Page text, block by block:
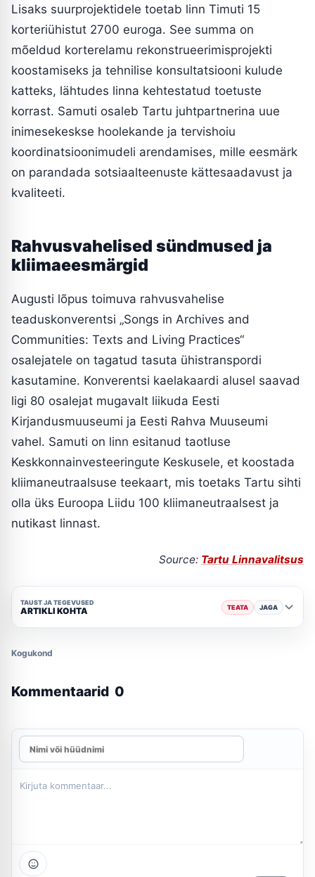
Lisaks suurprojektidele toetab linn Timuti 15
korteriühistut 2700 euroga. See summa on
mõeldud korterelamu rekonstrueerimisprojekti
koostamiseks ja tehnilise konsultatsiooni kulude
katteks, lähtudes linna kehtestatud toetuste
korrast. Samuti osaleb Tartu juhtpartnerina uue
inimesekeskse hoolekande ja tervishoiu
koordinatsioonimudeli arendamises, mille eesmärk
on parandada sotsiaalteenuste kättesaadavust ja
kvaliteeti.
Rahvusvahelised sündmused ja
kliimaeesmärgid
Augusti lõpus toimuva rahvusvahelise
teaduskonverentsi „Songs in Archives and
Communities: Texts and Living Practices“
osalejatele on tagatud tasuta ühistranspordi
kasutamine. Konverentsi kaelakaardi alusel saavad
ligi 80 osalejat mugavalt liikuda Eesti
Kirjandusmuuseumi ja Eesti Rahva Muuseumi
vahel. Samuti on linn esitanud taotluse
Keskkonnainvesteeringute Keskusele, et koostada
kliimaneutraalsuse teekaart, mis toetaks Tartu sihti
olla üks Euroopa Liidu 100 kliimaneutraalsest ja
nutikast linnast.
Source: Tartu Linnavalitsus
TAUST JA TEGEVUSED
ARTIKLI KOHTA TEATA JAGA
Kogukond
Kommentaarid 0